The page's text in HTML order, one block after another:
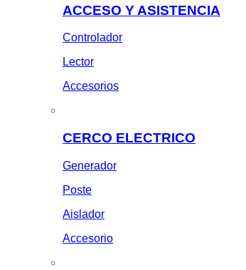
ACCESO Y ASISTENCIA
Controlador
Lector
Accesorios
CERCO ELECTRICO
Generador
Poste
Aislador
Accesorio